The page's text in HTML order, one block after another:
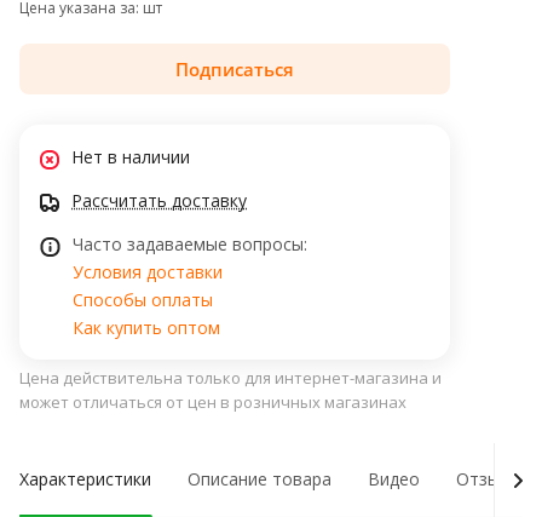
Цена указана за: шт
Подписаться
Нет в наличии
Рассчитать доставку
Часто задаваемые вопросы:
Условия доставки
Способы оплаты
Как купить оптом
Цена действительна только для интернет-магазина и
может отличаться от цен в розничных магазинах
Характеристики Описание товара Видео Отзывы о